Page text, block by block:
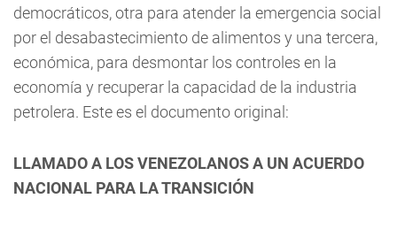
democráticos, otra para atender la emergencia social
por el desabastecimiento de alimentos y una tercera,
económica, para desmontar los controles en la
economía y recuperar la capacidad de la industria
petrolera. Este es el documento original:
LLAMADO A LOS VENEZOLANOS A UN ACUERDO
NACIONAL PARA LA TRANSICIÓN